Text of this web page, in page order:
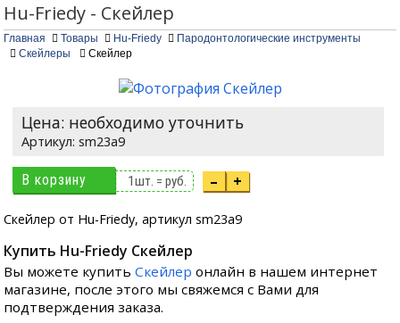
Hu-Friedy - Скейлер
Главная Товары Hu-Friedy
Пародонтологические инструменты
Скейлеры
Скейлер
Цена: необходимо уточнить
sm23a9
В корзину 1шт. =руб. – +
Скейлер от Hu-Friedy, артикул sm23a9
Купить Hu-Friedy Скейлер
Вы можете купитьСкейлер онлайн в нашем интернет
магазине, после этого мы свяжемся с Вами для
подтверждения заказа.